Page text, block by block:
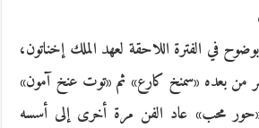
في الفترة اللاحقة لعهد الملك إخناتون،
من بعده «سمنخ كارع» ثم «توت عنخ آمون»
محب» عاد الفن مرة أخرى إلى أسسه